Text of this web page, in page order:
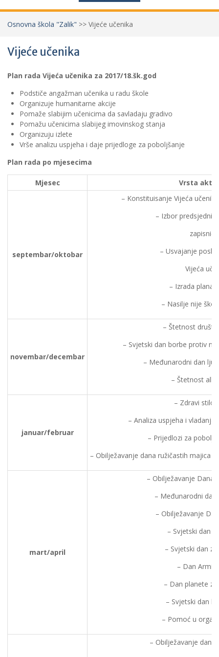
Osnovna škola "Zalik" >> Vijeće učenika
Vijeće učenika
Plan rada Vijeća učenika za 2017/18.šk.god
Podstiče angažman učenika u radu škole
Organizuje humanitarne akcije
Pomaže slabijim učenicima da savladaju gradivo
Pomažu učenicima slabijeg imovinskog stanja
Organizuju izlete
Vrše analizu uspjeha i daje prijedloge za poboljšanje
Plan rada po mjesecima
Mjesec Vrsta
septembar/oktobar
– Konstituisanje Vijeća
– Izbor
– Usvajanje
Vijeća
– Izrada plana
– Nasilje nije
novembar/decembar
– Štetnost
– Svjetski dan borbe protiv
– Međunarodni dan
– Štetnost
januar/februar
– Zdravi
– Analiza uspjeha i
– Prijedlozi za
– Obilježavanje dana ružičastih majica
mart/april
– Obilježavanje Dana
– Međunarodni dan
– Obilježavanje
– Svjetski dan
– Svjetski dan
– Dan
– Dan planete
– Svjetski dan
– Pomoć u
– Obilježavanje dana